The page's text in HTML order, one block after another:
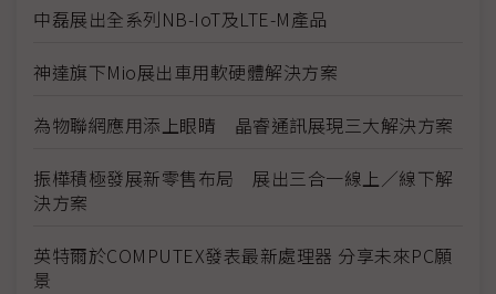
中磊展出全系列NB-IoT及LTE-M產品
神達旗下Mio展出車用軟硬體解決方案
為物聯網應用添上眼睛 晶睿通訊展現三大解決方案
振樺積極發展新零售布局 展出三合一線上／線下解
決方案
英特爾於COMPUTEX發表最新處理器 分享未來PC願
景